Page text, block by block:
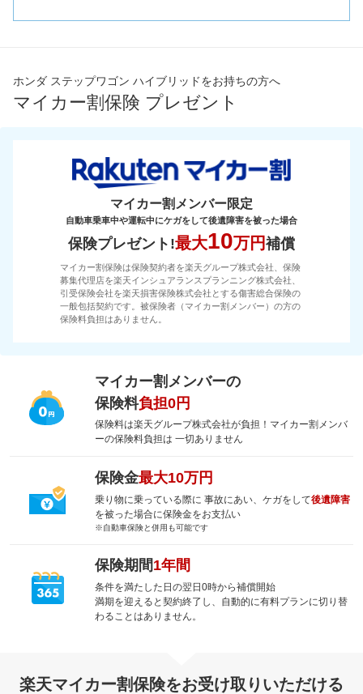
ホンダ ステップワゴン ハイブリッドをお持ちの方へ
マイカー割保険 プレゼント
マイカー割メンバー限定
自動車乗車中や運転中にケガをして後遺障害を被った場合
保険プレゼント!最大10万円補償
マイカー割保険は保険契約者を楽天グループ株式会社、保険
募集代理店を楽天インシュアランスプランニング株式会社、
引受保険会社を楽天損害保険株式会社とする傷害総合保険の
一般包括契約です。被保険者（マイカー割メンバー）の方の
保険料負担はありません。
マイカー割メンバーの
保険料負担0円
保険料は楽天グループ株式会社が負担！マイカー割メンバ
ーの保険料負担は 一切ありません
保険金最大10万円
乗り物に乗っている際に 事故にあい、ケガをして後遺障害
を被った場合に保険金をお支払い
※自動車保険と併用も可能です
保険期間1年間
条件を満たした日の翌日0時から補償開始
満期を迎えると契約終了し、自動的に有料プランに切り替
わることはありません。
楽天マイカー割保険をお受け取りいただける